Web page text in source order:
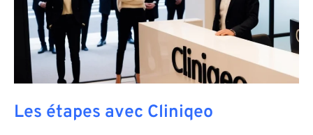
Les étapes avec Cliniqeo